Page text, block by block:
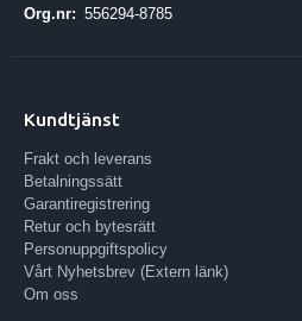
Org.nr: 556294-8785
Kundtjänst
Frakt och leverans
Betalningssätt
Garantiregistrering
Retur och bytesrätt
Personuppgiftspolicy
Vårt Nyhetsbrev (Extern länk)
Om oss